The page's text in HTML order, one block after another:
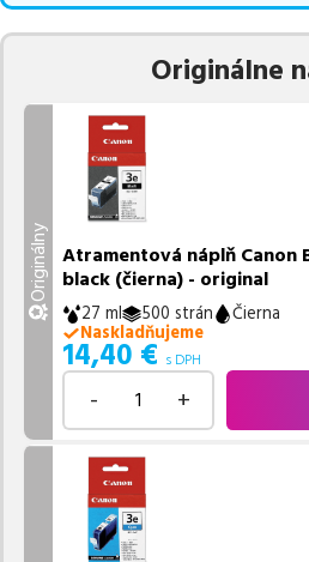
Originálne
Originálny Atramentová náplň Canon
black (čierna) - original
27 ml 500 strán
Čierna
Naskladňujeme
14,40 € s DPH
- +